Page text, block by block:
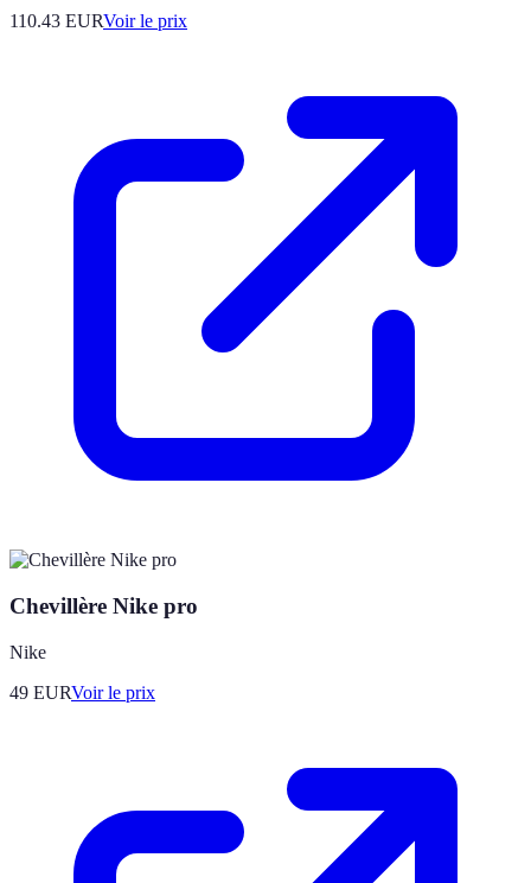
110.43 EURVoir le prix
Chevillère Nike pro
Nike
49 EURVoir le prix